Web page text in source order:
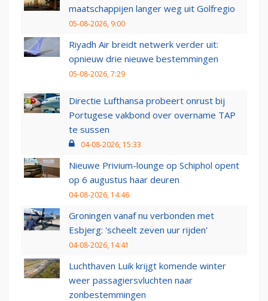
maatschappijen langer weg uit Golfregio
05-08-2026, 9:00
Riyadh Air breidt netwerk verder uit:
opnieuw drie nieuwe bestemmingen
05-08-2026, 7:29
Directie Lufthansa probeert onrust bij
Portugese vakbond over overname TAP
te sussen
04-08-2026, 15:33
Nieuwe Privium-lounge op Schiphol opent
op 6 augustus haar deuren
04-08-2026, 14:46
Groningen vanaf nu verbonden met
Esbjerg: 'scheelt zeven uur rijden'
04-08-2026, 14:41
Luchthaven Luik krijgt komende winter
weer passagiersvluchten naar
zonbestemmingen